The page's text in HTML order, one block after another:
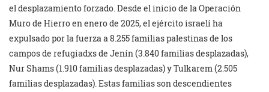
el desplazamiento forzado. Desde el inicio de la Operación
Muro de Hierro en enero de 2025, el ejército israelí ha
expulsado por la fuerza a 8.255 familias palestinas de los
campos de refugiadxs de Jenín (3.840 familias desplazadas),
Nur Shams (1.910 familias desplazadas) y Tulkarem (2.505
familias desplazadas). Estas familias son descendientes